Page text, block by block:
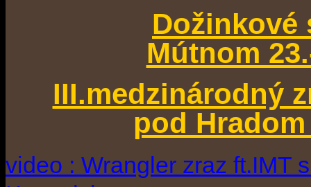
Dožinkové
Mútnom
III.medzinárodný
pod Hradom
video : Wrangler zraz ft.IMT